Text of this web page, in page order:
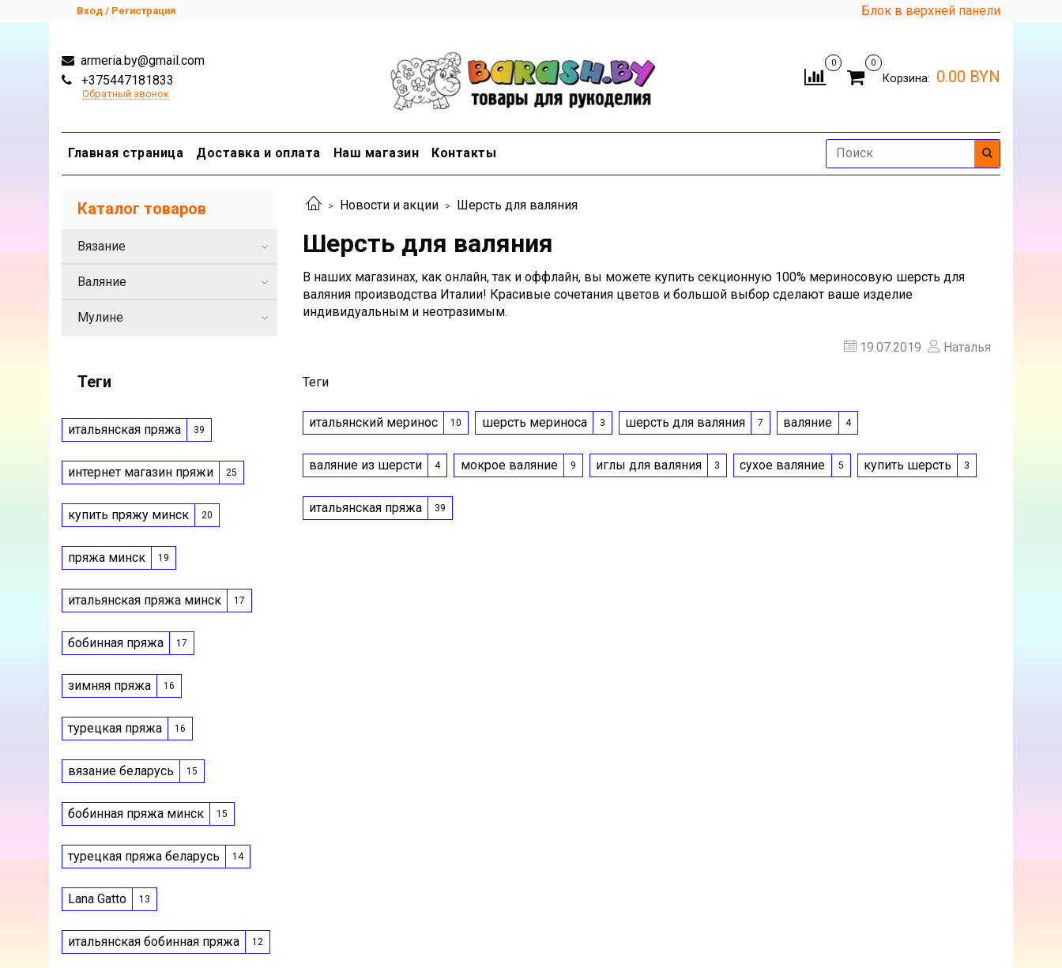
Вход / Регистрация Блок в верхней панели
armeria.by@gmail.com
+375447181833
Обратный звонок
0 0
Корзина: 0.00 BYN
Главная страница Доставка и оплата Наш магазин Контакты
Новости и акции Шерсть для валяния
Шерсть для валяния
В наших магазинах, как онлайн, так и оффлайн, вы можете купить секционную 100% мериносовую шерсть для
валяния производства Италии! Красивые сочетания цветов и большой выбор сделают ваше изделие
индивидуальным и неотразимым.
19.07.2019 Наталья
Теги
итальянский меринос 10 шерсть мериноса 3 шерсть для валяния 7 валяние 4
валяние из шерсти 4 мокрое валяние 9 иглы для валяния 3 сухое валяние 5 купить шерсть 3
итальянская пряжа 39
Каталог товаров
Вязание
Валяние
Мулине
Теги
итальянская пряжа 39
интернет магазин пряжи 25
купить пряжу минск 20
пряжа минск 19
итальянская пряжа минск 17
бобинная пряжа 17
зимняя пряжа 16
турецкая пряжа 16
вязание беларусь 15
бобинная пряжа минск 15
турецкая пряжа беларусь 14
Lana Gatto 13
итальянская бобинная пряжа 12